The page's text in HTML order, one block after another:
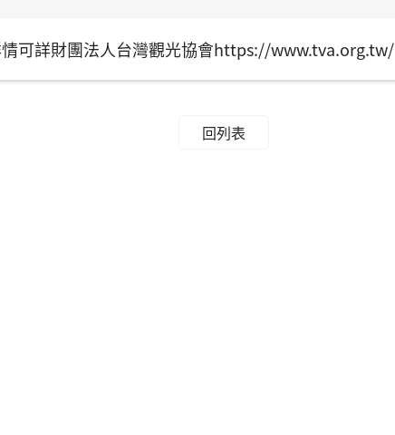
可詳財團法人台灣觀光協會https://www.tva.org.tw/
回列表